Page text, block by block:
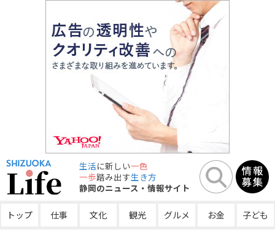
生活に新しい一色
一歩踏み出す生き方
静岡のニュース・情報サイト
トップ 仕事 文化 観光 グルメ お金 子ども